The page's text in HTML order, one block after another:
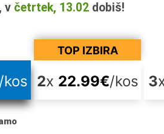
v četrtek, 13.02 dobiš!
TOP IZBIRA
/kos 2x 22.99€/kos 3